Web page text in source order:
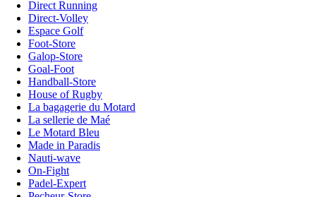
Direct Running
Direct-Volley
Espace Golf
Foot-Store
Galop-Store
Goal-Foot
Handball-Store
House of Rugby
La bagagerie du Motard
La sellerie de Maé
Le Motard Bleu
Made in Paradis
Nauti-wave
On-Fight
Padel-Expert